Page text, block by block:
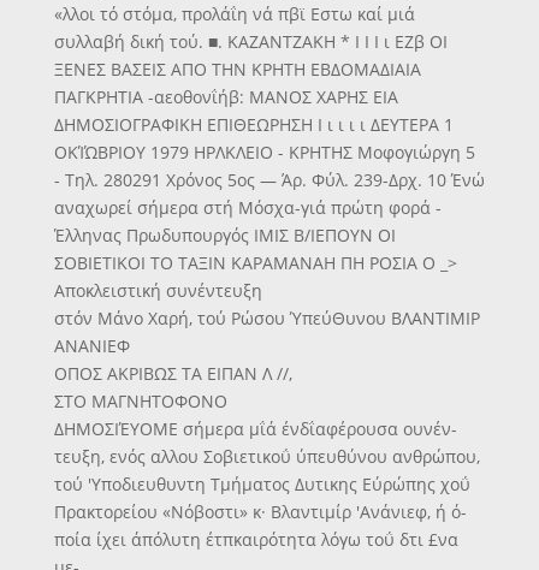
«λλοι τό στόμα, προλάΐη νά πβϊ Εστω καί μιά
συλλαβή δική τού. ■. ΚΑΖΑΝΤΖΑΚΗ * I Ι Ι ι ΕΖβ ΟΙ
ΞΕΝΕΣ ΒΑΣΕΙΣ ΑΠΟ ΤΗΝ ΚΡΗΤΗ ΕΒΔΟΜΑΔΙΑΙΑ
ΠΑΓΚΡΗΤΙΑ -αεοθονΐήβ: ΜΑΝΟΣ ΧΑΡΗΣ ΕΙΑ
ΔΗΜΟΣΙΟΓΡΑΦΙΚΗ ΕΠΙΘΕΩΡΗΣΗ Ι ι ι ι ι ΔΕΥΤΕΡΑ 1
ΟΚΊΏΒΡΙΟΥ 1979 ΗΡΛΚΛΕΙΟ - ΚΡΗΤΗΣ Μοφογιώργη 5
- Τηλ. 280291 Χρόνος 5ος — Άρ. Φύλ. 239-Δρχ. 10 Ένώ
αναχωρεί σήμερα στή Μόσχα-γιά πρώτη φορά -
Έλληνας Πρωδυπουργός ΙΜΙΣ Β/ΙΕΠΟΥΝ ΟΙ
ΣΟΒΙΕΤΙΚΟΙ ΤΟ ΤΑΞΙΝ ΚΑΡΑΜΑΝΑΗ ΠΗ ΡΟΣΙΑ Ο _>
Αποκλειστική συνέντευξη
στόν Μάνο Χαρή, τού Ρώσου ΎπεύΘυνου ΒΛΑΝΤΙΜΙΡ
ΑΝΑΝΙΕΦ
ΟΠΟΣ ΑΚΡΙΒΩΣ ΤΑ ΕΙΠΑΝ Λ //,
ΣΤΟ ΜΑΓΝΗΤΟΦΟΝΟ
ΔΗΜΟΣΙΈΥΟΜΕ σήμερα μΐά ένδΐαφέρουσα ουνέν-
τευξη, ενός αλλου Σοβιετικοΰ ύπευθύνου ανθρώπου,
τού 'Υποδιευθυντη Τμήματος Δυτικης Εύρώπης χοΰ
Πρακτορείου «Νόβοστι» κ· Βλαντιμίρ 'Ανάνιεφ, ή ό-
ποία ίχει άπόλυτη έτπκαιρότητα λόγω τοΰ δτι £να